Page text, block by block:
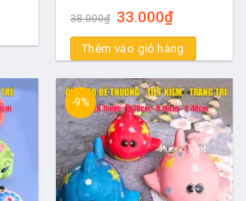
38.000₫ Giá
gốc
là:
38.000₫.
33.000₫Giá
hiện
tại
là:
33.000₫.
Thêm vào giỏ hàng
-9%